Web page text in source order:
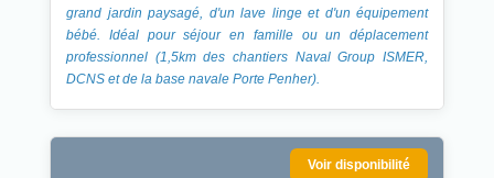
grand jardin paysagé, d'un lave linge et d'un équipement
bébé. Idéal pour séjour en famille ou un déplacement
professionnel (1,5km des chantiers Naval Group ISMER,
DCNS et de la base navale Porte Penher).
Voir disponibilité